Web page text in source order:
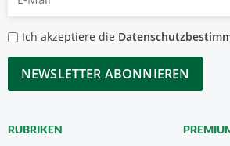
Mail
*
Datenschutzbestimmungen
*
Ich akzeptiere die
CAPTCHA
RUBRIKEN